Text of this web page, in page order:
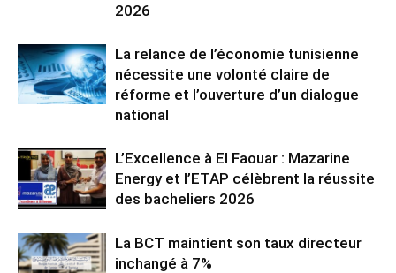
2026
La relance de l’économie tunisienne
nécessite une volonté claire de
réforme et l’ouverture d’un dialogue
national
L’Excellence à El Faouar : Mazarine
Energy et l’ETAP célèbrent la réussite
des bacheliers 2026
La BCT maintient son taux directeur
inchangé à 7%